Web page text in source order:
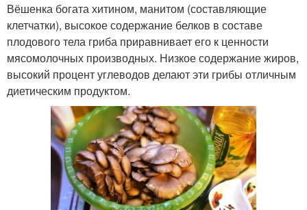
Вёшенка богата хитином, манитом (составляющие
клетчатки), высокое содержание белков в составе
плодового тела гриба приравнивает его к ценности
мясомолочных производных. Низкое содержание жиров,
высокий процент углеводов делают эти грибы отличным
диетическим продуктом.